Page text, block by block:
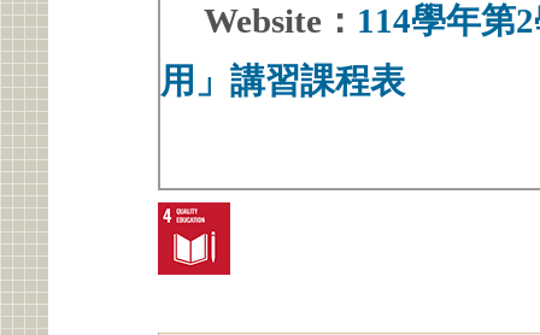
Website： 114學年第
用」講習課程表